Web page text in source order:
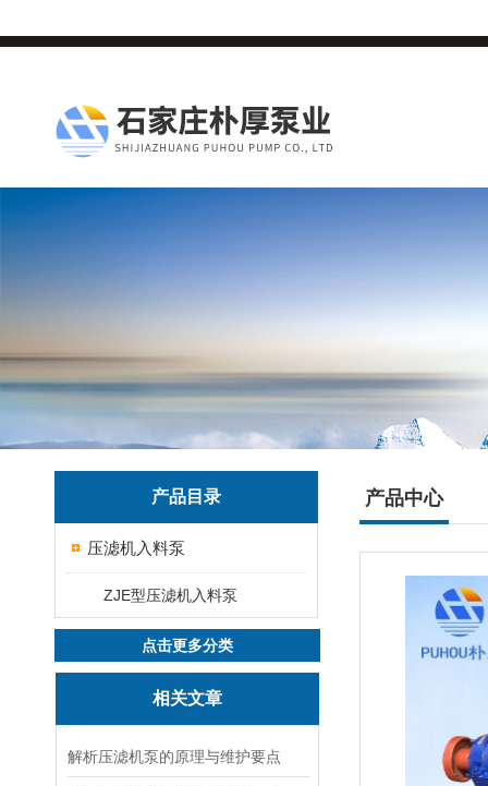
产品目录
压滤机入料泵
ZJE型压滤机入料泵
点击更多分类
相关文章
解析压滤机泵的原理与维护要点
产品中心